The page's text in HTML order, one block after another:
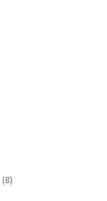
88